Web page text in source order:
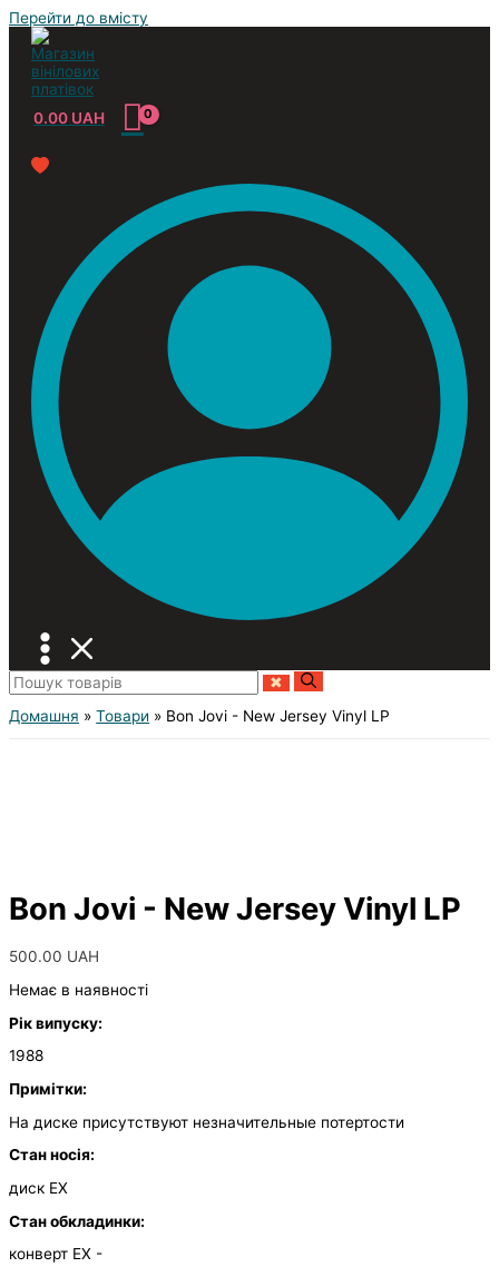
Перейти до вмісту
0.00 UAH
Домашня Товари Bon Jovi - New Jersey Vinyl LP
Bon Jovi - New Jersey Vinyl LP
500.00 UAH
Немає в наявності
Рік випуску:
1988
Примітки:
На диске присутствуют незначительные потертости
Стан носія:
диск EX
Стан обкладинки:
конверт EX -
Усі жанри
Classic
Jazz&Blues
Compilation